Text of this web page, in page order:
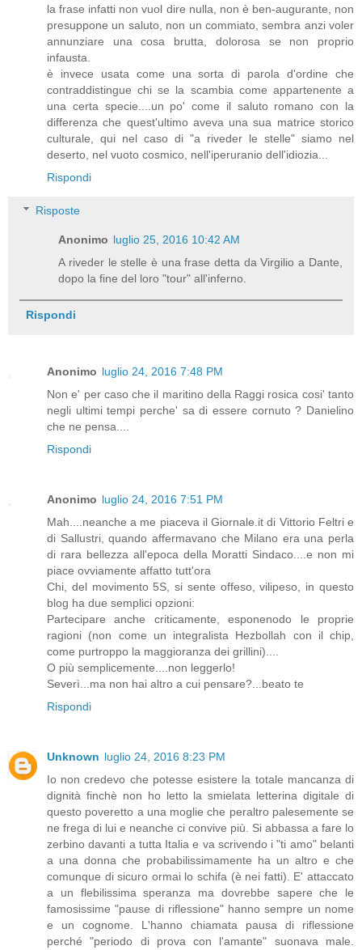
la frase infatti non vuol dire nulla, non è ben-augurante, non
presuppone un saluto, non un commiato, sembra anzi voler
annunziare una cosa brutta, dolorosa se non proprio
infausta.
è invece usata come una sorta di parola d'ordine che
contraddistingue chi se la scambia come appartenente a
una certa specie....un po' come il saluto romano con la
differenza che quest'ultimo aveva una sua matrice storico
culturale, qui nel caso di "a riveder le stelle" siamo nel
deserto, nel vuoto cosmico, nell'iperuranio dell'idiozia...
Rispondi
Risposte
Anonimo luglio 25, 2016 10:42 AM
A riveder le stelle è una frase detta da Virgilio a Dante,
dopo la fine del loro "tour" all'inferno.
Rispondi
Anonimo luglio 24, 2016 7:48 PM
Non e' per caso che il maritino della Raggi rosica cosi' tanto
negli ultimi tempi perche' sa di essere cornuto ? Danielino
che ne pensa....
Rispondi
Anonimo luglio 24, 2016 7:51 PM
Mah....neanche a me piaceva il Giornale.it di Vittorio Feltri e
di Sallustri, quando affermavano che Milano era una perla
di rara bellezza all'epoca della Moratti Sindaco....e non mi
piace ovviamente affatto tutt'ora
Chi, del movimento 5S, si sente offeso, vilipeso, in questo
blog ha due semplici opzioni:
Partecipare anche criticamente, esponenodo le proprie
ragioni (non come un integralista Hezbollah con il chip,
come purtroppo la maggioranza dei grillini)....
O più semplicemente....non leggerlo!
Severì...ma non hai altro a cui pensare?...beato te
Rispondi
Unknown luglio 24, 2016 8:23 PM
Io non credevo che potesse esistere la totale mancanza di
dignità finchè non ho letto la smielata letterina digitale di
questo poveretto a una moglie che peraltro palesemente se
ne frega di lui e neanche ci convive più. Si abbassa a fare lo
zerbino davanti a tutta Italia e va scrivendo i "ti amo" belanti
a una donna che probabilissimamente ha un altro e che
comunque di sicuro ormai lo schifa (è nei fatti). E' attaccato
a un flebilissima speranza ma dovrebbe sapere che le
famosissime "pause di riflessione" hanno sempre un nome
e un cognome. L'hanno chiamata pausa di riflessione
perché "periodo di prova con l'amante" suonava male.